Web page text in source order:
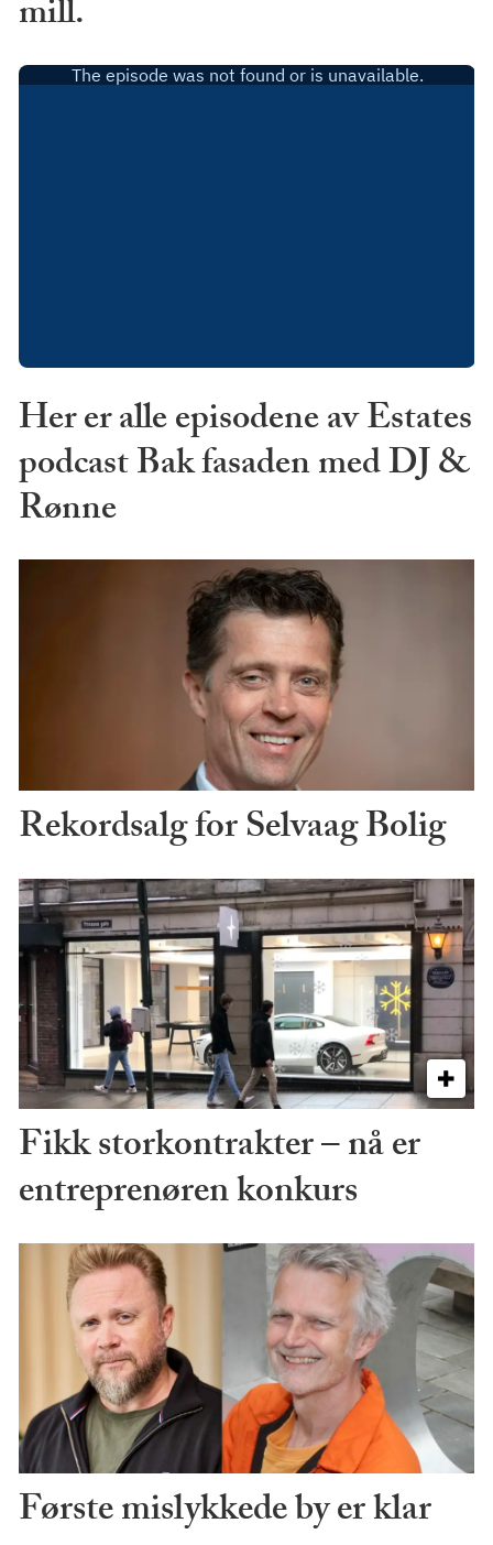
mill.
Her er alle episodene av Estates
podcast Bak fasaden med DJ &
Rønne
Rekordsalg for Selvaag Bolig
Fikk storkontrakter – nå er
entreprenøren konkurs
Første mislykkede by er klar